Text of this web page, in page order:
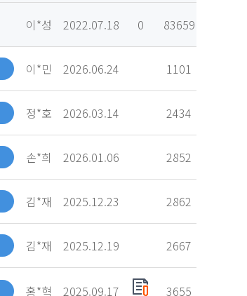
이*성 2022.07.18 0 83659
이*민 2026.06.24 1101
정*호 2026.03.14 2434
손*희 2026.01.06 2852
김*재 2025.12.23 2862
김*재 2025.12.19 2667
홍*혁 2025.09.17 3655